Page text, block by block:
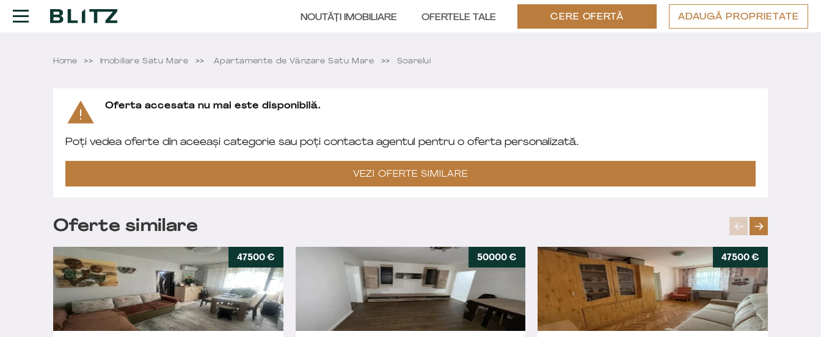
NOUTĂȚI IMOBILIARE OFERTELE TALE CERE OFERTĂ ADAUGĂ PROPRIETATE
Home Imobiliare Satu Mare Apartamente de Vânzare Satu Mare Soarelui
Oferta accesata nu mai este disponibilă.
Poți vedea oferte din aceeași categorie sau poți contacta agentul pentru o oferta personalizată.
VEZI OFERTE SIMILARE
Oferte similare
47500 € 50000 € 47500 €